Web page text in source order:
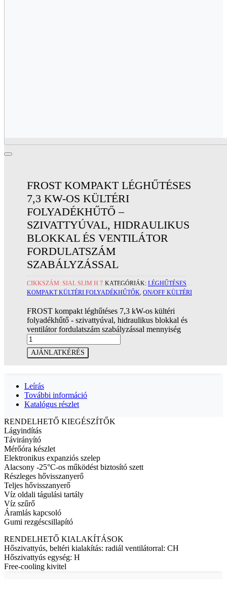
FROST KOMPAKT LÉGHŰTÉSES
7,3 KW-OS KÜLTÉRI
FOLYADÉKHŰTŐ –
SZIVATTYÚVAL, HIDRAULIKUS
BLOKKAL ÉS VENTILÁTOR
FORDULATSZÁM
SZABÁLYZÁSSAL
CIKKSZÁM:SIAL SLIM H 7 KATEGÓRIÁK:LÉGHŰTÉSES
KOMPAKT KÜLTÉRI FOLYADÉKHŰTŐK, ON/OFF KÜLTÉRI
FROST kompakt léghűtéses 7,3 kW-os kültéri
folyadékhűtő - szivattyúval, hidraulikus blokkal és
ventilátor fordulatszám szabályzással mennyiség
AJÁNLATKÉRÉS
Leírás
További információ
Katalógus részlet
RENDELHETŐ KIEGÉSZÍTŐK
Lágyindítás
Távirányító
Mérőóra készlet
Elektronikus expanziós szelep
Alacsony -25°C-os működést biztosító szett
Részleges hővisszanyerő
Teljes hővisszanyerő
Víz oldali tágulási tartály
Víz szűrő
Áramlás kapcsoló
Gumi rezgéscsillapító
RENDELHETŐ KIALAKÍTÁSOK
Hőszivattyús, beltéri kialakítás: radiál ventilátorral: CH
Hőszivattyús egység: H
Free-cooling kivitel